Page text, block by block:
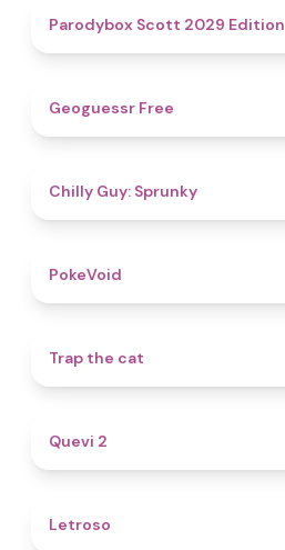
Parodybox Scott 2029 Edition
Geoguessr Free
Chilly Guy: Sprunky
PokeVoid​
Trap the cat
Quevi 2
Letroso